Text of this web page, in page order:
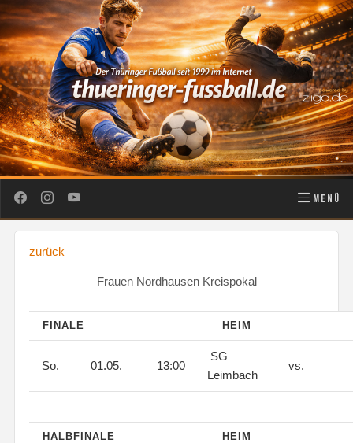
MENÜ
zurück
Frauen Nordhausen Kreispokal
FINALE HEIM
So. 01.05. 13:00
SG
Leimbach
vs.
HALBFINALE HEIM